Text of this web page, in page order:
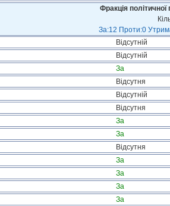
Фракція
За:12 Проти:0
Відсутній
Відсутній
За
Відсутня
Відсутній
Відсутня
За
За
Відсутня
За
За
За
За